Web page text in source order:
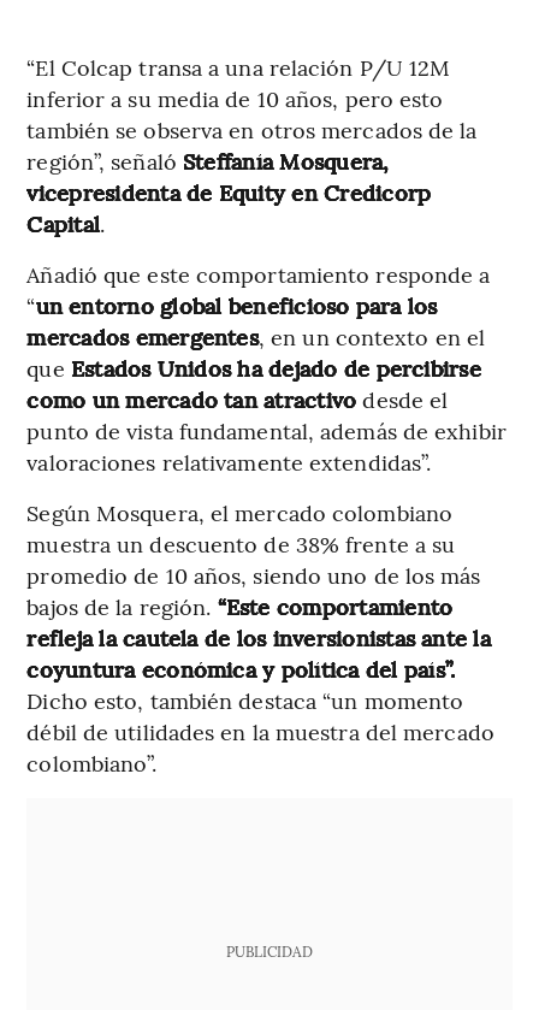
“El Colcap transa a una relación P/U 12M
inferior a su media de 10 años, pero esto
también se observa en otros mercados de la
región”, señaló Steffanía Mosquera,
vicepresidenta de Equity en Credicorp
Capital.
Añadió que este comportamiento responde a
“un entorno global beneficioso para los
mercados emergentes, en un contexto en el
que Estados Unidos ha dejado de percibirse
como un mercado tan atractivo desde el
punto de vista fundamental, además de exhibir
valoraciones relativamente extendidas”.
Según Mosquera, el mercado colombiano
muestra un descuento de 38% frente a su
promedio de 10 años, siendo uno de los más
bajos de la región. “Este comportamiento
refleja la cautela de los inversionistas ante la
coyuntura económica y política del país”.
Dicho esto, también destaca “un momento
débil de utilidades en la muestra del mercado
colombiano”.
PUBLICIDAD